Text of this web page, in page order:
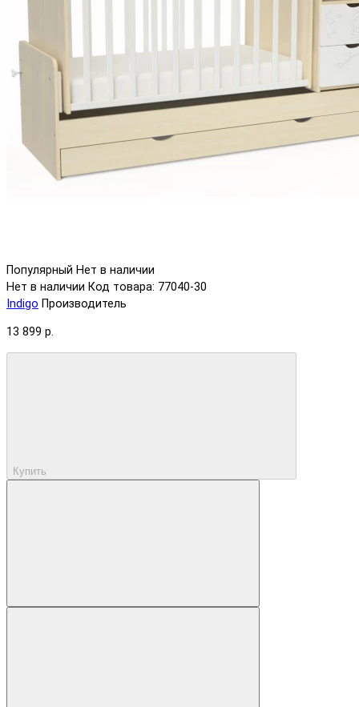
Популярный Нет в наличии
Нет в наличии Код товара: 77040-30
Indigo Производитель
13 899 р.
Купить